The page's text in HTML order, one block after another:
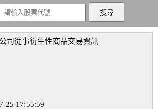
司從事衍生性商品交易資訊
25 17:55:59